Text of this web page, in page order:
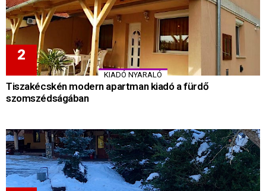
KIADÓ NYARALÓ
Tiszakécskén modern apartman kiadó a fürdő
szomszédságában